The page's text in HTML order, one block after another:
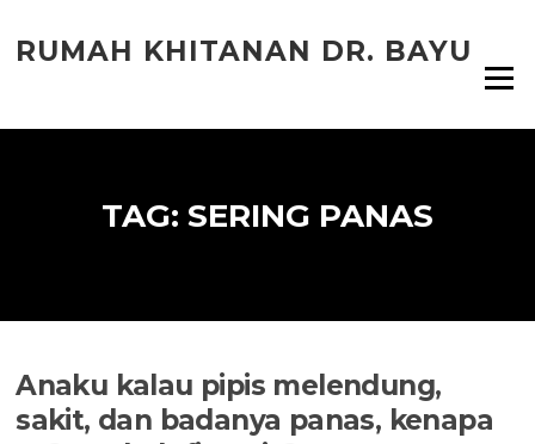
konten
RUMAH KHITANAN DR. BAYU
Menu
TAG: SERING PANAS
Anaku kalau pipis melendung,
sakit, dan badanya panas, kenapa